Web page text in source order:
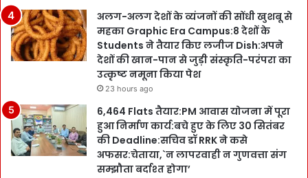
अलग-अलग देशों के व्यंजनों की सोंधी खुशबू से
महका Graphic Era Campus:8 देशों के
Students ने तैयार किए लजीज Dish:अपने
देशों की खान-पान से जुड़ी संस्कृति-परंपरा का
उत्कृष्ट नमूना किया पेश
23 hours ago
6,464 Flats तैयार:PM आवास योजना में पूरा
हुआ निर्माण कार्य:बचे हुए के लिए 30 सितंबर
की Deadline:सचिव डॉ RRK ने कसे
अफसर:चेताया,`न लापरवाही न गुणवत्ता संग
सम्झौता बर्दाश्त होगा’